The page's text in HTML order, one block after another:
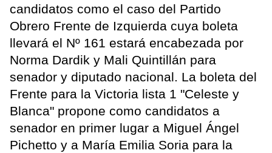
candidatos como el caso del Partido
Obrero Frente de Izquierda cuya boleta
llevará el Nº 161 estará encabezada por
Norma Dardik y Mali Quintillán para
senador y diputado nacional. La boleta del
Frente para la Victoria lista 1 "Celeste y
Blanca" propone como candidatos a
senador en primer lugar a Miguel Ángel
Pichetto y a María Emilia Soria para la